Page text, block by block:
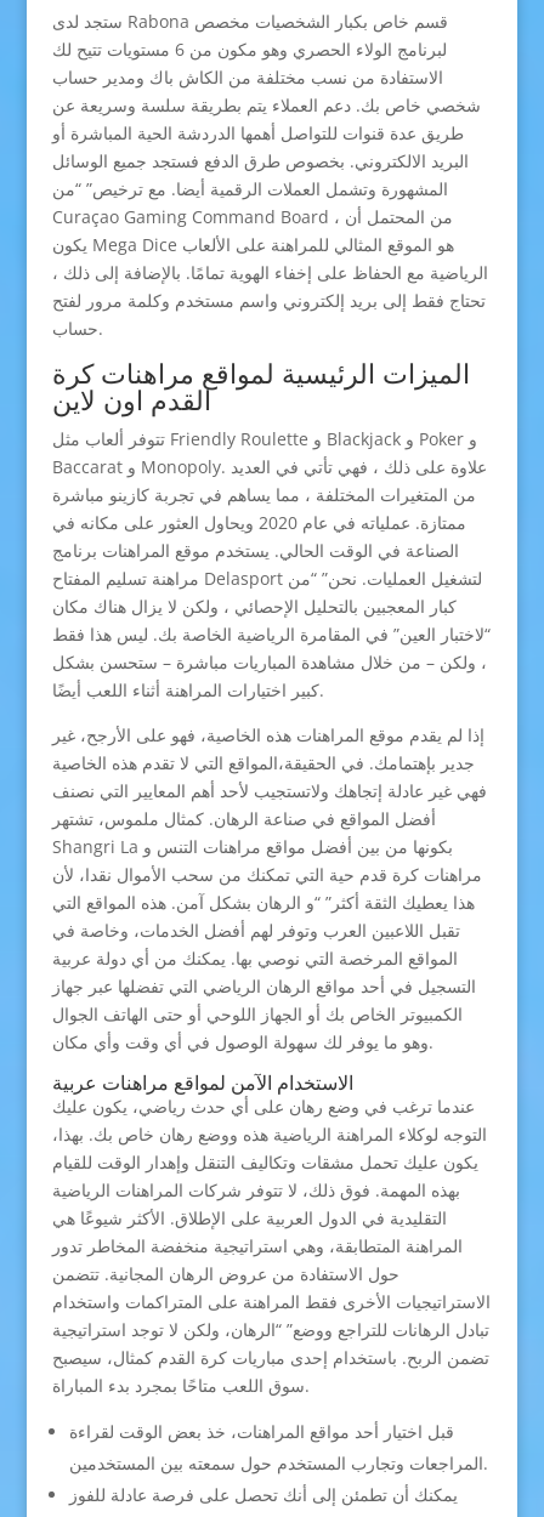
ستجد لدى Rabona قسم خاص بكبار الشخصيات مخصص
لبرنامج الولاء الحصري وهو مكون من 6 مستويات تتيح لك
الاستفادة من نسب مختلفة من الكاش باك ومدير حساب
شخصي خاص بك. دعم العملاء يتم بطريقة سلسة وسريعة عن
طريق عدة قنوات للتواصل أهمها الدردشة الحية المباشرة أو
البريد الالكتروني. بخصوص طرق الدفع فستجد جميع الوسائل
المشهورة وتشمل العملات الرقمية أيضا. مع ترخيص” “من
Curaçao Gaming Command Board ، من المحتمل أن
يكون Mega Dice هو الموقع المثالي للمراهنة على الألعاب
الرياضية مع الحفاظ على إخفاء الهوية تمامًا. بالإضافة إلى ذلك ،
تحتاج فقط إلى بريد إلكتروني واسم مستخدم وكلمة مرور لفتح
حساب.
الميزات الرئيسية لمواقع مراهنات كرة
القدم اون لاين
تتوفر ألعاب مثل Friendly Roulette و Blackjack و Poker و
Baccarat و Monopoly. علاوة على ذلك ، فهي تأتي في العديد
من المتغيرات المختلفة ، مما يساهم في تجربة كازينو مباشرة
ممتازة. عملياته في عام 2020 ويحاول العثور على مكانه في
الصناعة في الوقت الحالي. يستخدم موقع المراهنات برنامج
مراهنة تسليم المفتاح Delasport لتشغيل العمليات. نحن” “من
كبار المعجبين بالتحليل الإحصائي ، ولكن لا يزال هناك مكان
“لاختبار العين” في المقامرة الرياضية الخاصة بك. ليس هذا فقط
، ولكن – من خلال مشاهدة المباريات مباشرة – ستحسن بشكل
كبير اختيارات المراهنة أثناء اللعب أيضًا.
إذا لم يقدم موقع المراهنات هذه الخاصية، فهو على الأرجح، غير
جدير بإهتمامك. في الحقيقة،المواقع التي لا تقدم هذه الخاصية
فهي غير عادلة إتجاهك ولاتستجيب لأحد أهم المعايير التي نصنف
أفضل المواقع في صناعة الرهان. كمثال ملموس، تشتهر
Shangri La بكونها من بين أفضل مواقع مراهنات التنس و
مراهنات كرة قدم حية التي تمكنك من سحب الأموال نقدا، لأن
هذا يعطيك الثقة أكثر” “و الرهان بشكل آمن. هذه المواقع التي
تقبل اللاعبين العرب وتوفر لهم أفضل الخدمات، وخاصة في
المواقع المرخصة التي نوصي بها. يمكنك من أي دولة عربية
التسجيل في أحد مواقع الرهان الرياضي التي تفضلها عبر جهاز
الكمبيوتر الخاص بك أو الجهاز اللوحي أو حتى الهاتف الجوال
وهو ما يوفر لك سهولة الوصول في أي وقت وأي مكان.
الاستخدام الآمن لمواقع مراهنات عربية
عندما ترغب في وضع رهان على أي حدث رياضي، يكون عليك
التوجه لوكلاء المراهنة الرياضية هذه ووضع رهان خاص بك. بهذا،
يكون عليك تحمل مشقات وتكاليف التنقل وإهدار الوقت للقيام
بهذه المهمة. فوق ذلك، لا تتوفر شركات المراهنات الرياضية
التقليدية في الدول العربية على الإطلاق. الأكثر شيوعًا هي
المراهنة المتطابقة، وهي استراتيجية منخفضة المخاطر تدور
حول الاستفادة من عروض الرهان المجانية. تتضمن
الاستراتيجيات الأخرى فقط المراهنة على المتراكمات واستخدام
تبادل الرهانات للتراجع ووضع” “الرهان، ولكن لا توجد استراتيجية
تضمن الربح. باستخدام إحدى مباريات كرة القدم كمثال، سيصبح
سوق اللعب متاحًا بمجرد بدء المباراة.
قبل اختيار أحد مواقع المراهنات، خذ بعض الوقت لقراءة
المراجعات وتجارب المستخدم حول سمعته بين المستخدمين.
يمكنك أن تطمئن إلى أنك تحصل على فرصة عادلة للفوز